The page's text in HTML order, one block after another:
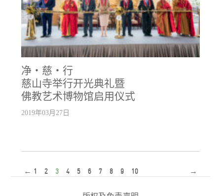
净‧慈‧行
慈山寺举行开光典礼暨
佛教艺术博物馆启用仪式
2019年03月27日
← 1 2 3 4 5 6 7 8 9 10 →